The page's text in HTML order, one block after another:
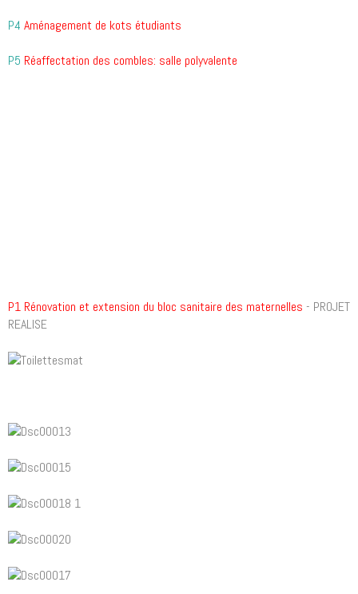
P4 Aménagement de kots étudiants
P5 Réaffectation des combles: salle polyvalente
P1 Rénovation et extension du bloc sanitaire des maternelles - PROJET
REALISE